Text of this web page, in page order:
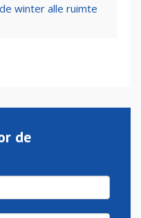
winter alle ruimte
de